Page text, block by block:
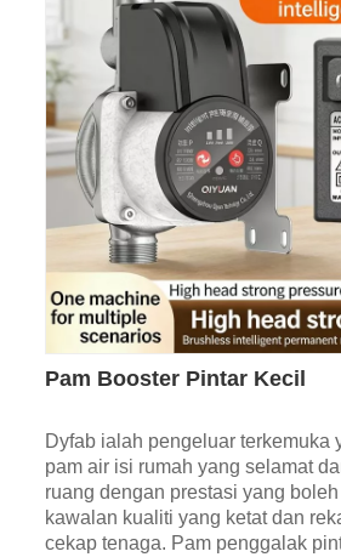
Pam Booster Pintar Kecil
Dyfab ialah pengeluar terkemuka
pam air isi rumah yang selamat
ruang dengan prestasi yang
kawalan kualiti yang ketat dan
cekap tenaga. Pam penggalak